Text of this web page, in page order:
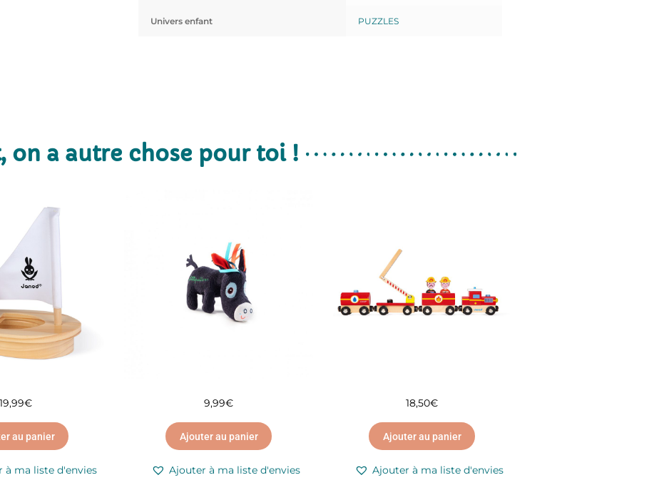
Univers enfant PUZZLES
on a autre chose pour toi !
19,99€
au panier
à ma liste d'envies
9,99€
Ajouter au panier
Ajouter à ma liste d'envies
18,50€
Ajouter au panier
Ajouter à ma liste d'envies